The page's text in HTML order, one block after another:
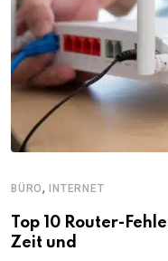
BÜRO, INTERNET
Top 10 Router-
Zeit und